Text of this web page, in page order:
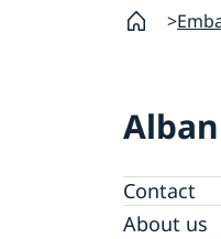
Contact
About us